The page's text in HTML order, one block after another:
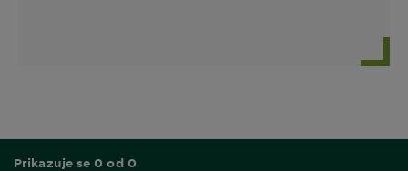
Prikazuje se 0 od 0